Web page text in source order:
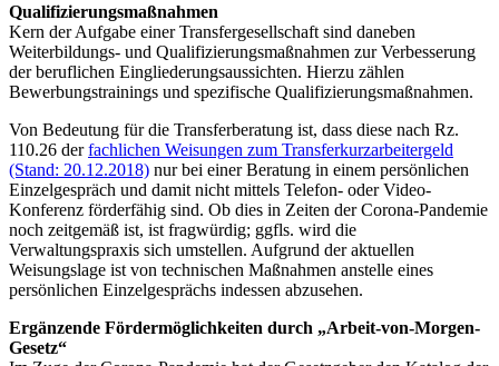
Qualifizierungsmaßnahmen
Kern der Aufgabe einer Transfergesellschaft sind daneben
Weiterbildungs- und Qualifizierungsmaßnahmen zur Verbesserung
der beruflichen Eingliederungsaussichten. Hierzu zählen
Bewerbungstrainings und spezifische Qualifizierungsmaßnahmen.
Von Bedeutung für die Transferberatung ist, dass diese nach Rz.
110.26 derfachlichen Weisungen zum Transferkurzarbeitergeld
(Stand: 20.12.2018) nur bei einer Beratung in einem persönlichen
Einzelgespräch und damit nicht mittels Telefon- oder Video-
Konferenz förderfähig sind. Ob dies in Zeiten der Corona-Pandemie
noch zeitgemäß ist, ist fragwürdig; ggfls. wird die
Verwaltungspraxis sich umstellen. Aufgrund der aktuellen
Weisungslage ist von technischen Maßnahmen anstelle eines
persönlichen Einzelgesprächs indessen abzusehen.
Ergänzende Fördermöglichkeiten durch „Arbeit-von-Morgen-
Gesetz“